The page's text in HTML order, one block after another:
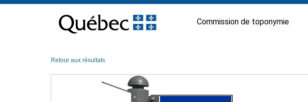
contenu
Commission de toponymie
Retour aux résultats